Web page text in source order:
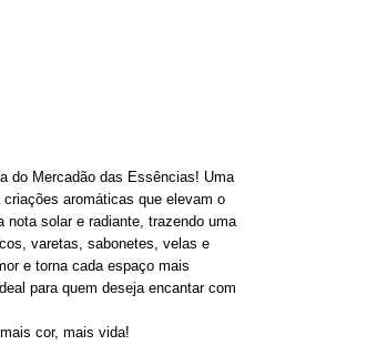
do Mercadão das Essências! Uma
aromáticas que elevam o
solar e radiante, trazendo uma
varetas, sabonetes, velas e
e torna cada espaço mais
para quem deseja encantar com
cor, mais vida!